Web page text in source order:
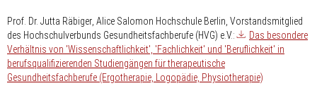
Prof. Dr. Jutta Räbiger , Alice Salomon Hochschule Berlin, Vorstandsmitglied
des Hochschulverbunds Gesundheitsfachberufe (HVG) e.V.:
Das besondere
Verhältnis von 'Wissenschaftlichkeit', 'Fachlichkeit' und 'Beruflichkeit' in
berufsqualifizierenden Studiengängen für therapeutische
Gesundheitsfachberufe (Ergotherapie, Logopädie, Physiotherapie)